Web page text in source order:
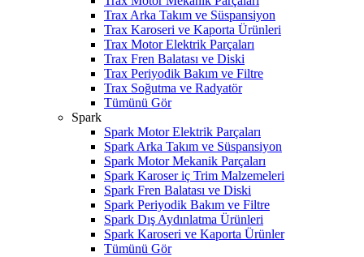
Trax Arka Takım ve Süspansiyon
Trax Karoseri ve Kaporta Ürünleri
Trax Motor Elektrik Parçaları
Trax Fren Balatası ve Diski
Trax Periyodik Bakım ve Filtre
Trax Soğutma ve Radyatör
Tümünü Gör
Spark
Spark Motor Elektrik Parçaları
Spark Arka Takım ve Süspansiyon
Spark Motor Mekanik Parçaları
Spark Karoser iç Trim Malzemeleri
Spark Fren Balatası ve Diski
Spark Periyodik Bakım ve Filtre
Spark Dış Aydınlatma Ürünleri
Spark Karoseri ve Kaporta Ürünler
Tümünü Gör